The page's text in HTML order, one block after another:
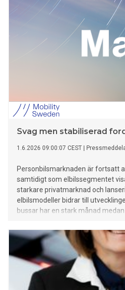
Svag men stabiliserad
1.6.2026 09:00:07 CEST
Personbilsmarknaden är fortsatt
samtidigt som elbilssegmentet
starkare privatmarknad och
elbilsmodeller bidrar till
bussar har en stark månad